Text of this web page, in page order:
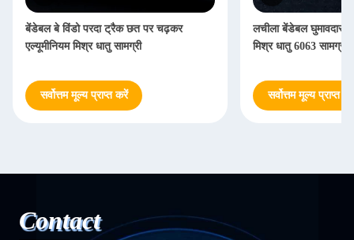
बेंडेबल बे विंडो परदा ट्रैक छत पर चढ़कर
एल्यूमीनियम मिश्र धातु सामग्री
सर्वोत्तम मूल्य प्राप्त करें
लचीला बेंडेबल घुमावदार
मिश्र धातु 6063 सामग्री:
सर्वोत्तम मूल्य प्राप्त
Contact